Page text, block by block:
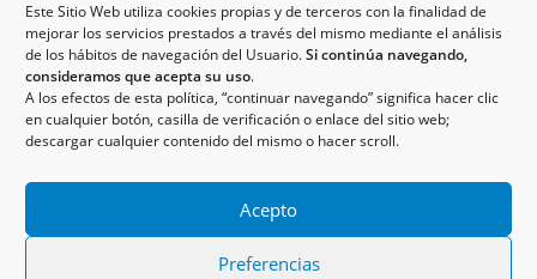
Este Sitio Web utiliza cookies propias y de terceros con la finalidad de
mejorar los servicios prestados a través del mismo mediante el análisis
de los hábitos de navegación del Usuario.Si continúa navegando,
consideramos que acepta su uso.
A los efectos de esta política, “continuar navegando” significa hacer clic
en cualquier botón, casilla de verificación o enlace del sitio web;
descargar cualquier contenido del mismo o hacer scroll.
Acepto
Preferencias
Política de Cookies
Política de Privacidad